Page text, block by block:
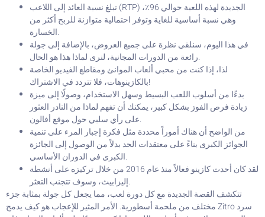
تبلغ نسبة العائد إلى اللاعب (RTP) الجديدة لهذه اللعبة حوالي 96٪،
وهي نسبة أساسية للغاية وتوفر احتمالية متوازنة للربح أكثر من
الخسارة.
في هذا اليوم، سنلقي نظرة على جميع العروض، بالإضافة إلى جولة
رائعة من الدورات المجانية، لنرى لماذا هذا هو الحال.
لذا، إذا كنت من محبي ألعاب الموانئ ومقاطع الفيديو الخاصة
بالكازينوهات، فلا تتردد في الاشتراك!
بدءًا من أسلوب اللعب البسيط وسهل الاستخدام، وصولًا إلى ميزة
زيادة فرص الفوز بشكل كبير، يمكنك أن تفهم لماذا من النادر العثور
على رأي سلبي حول موقع أفالون.
من الواضح أن هناك أموراً محددة مثل فكرة إجبار المرء على تنمية
الجوائز الكبرى بناءً على معتقدات الحد بدلاً من الوصول إلى الجائزة
الكبرى في الدوران الأساسي.
لقد كان أحدث كازينو فعالاً منذ عام 2016 من خلال تركيزه على أنشطة
إليزابيث، وسوف تتجنب التعثر.
تتكشف القصة الجديدة مع كل دورة لعب، مما يجعل كل جولة بمثابة جزء
مختلف من ملحمة أسطورية. الأمر المثير للإعجاب هو كيف يدمج Zitro سرد